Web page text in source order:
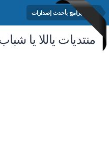
مكتبة البرامج بأحدث إصدارات
منتديات ياللا يا شباب